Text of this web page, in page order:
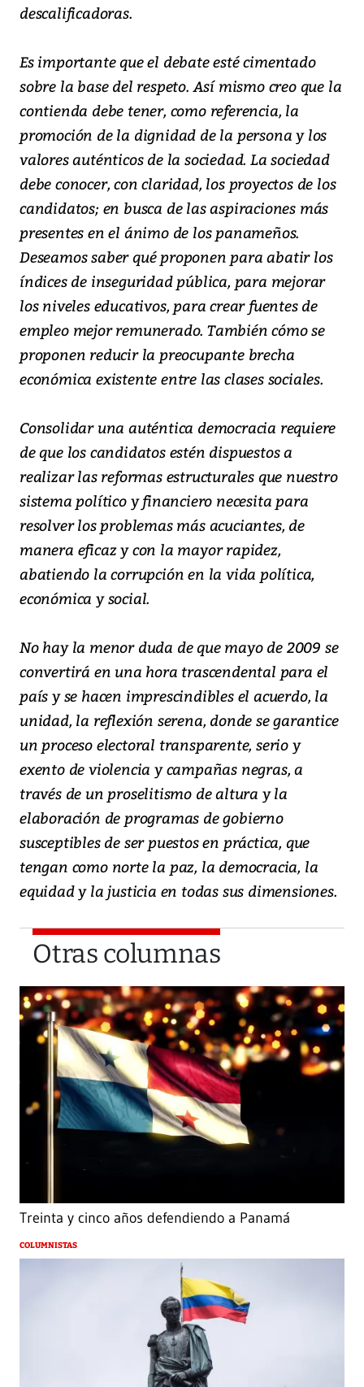
descalificadoras.
Es importante que el debate esté cimentado
sobre la base del respeto. Así mismo creo que la
contienda debe tener, como referencia, la
promoción de la dignidad de la persona y los
valores auténticos de la sociedad. La sociedad
debe conocer, con claridad, los proyectos de los
candidatos; en busca de las aspiraciones más
presentes en el ánimo de los panameños.
Deseamos saber qué proponen para abatir los
índices de inseguridad pública, para mejorar
los niveles educativos, para crear fuentes de
empleo mejor remunerado. También cómo se
proponen reducir la preocupante brecha
económica existente entre las clases sociales.
Consolidar una auténtica democracia requiere
de que los candidatos estén dispuestos a
realizar las reformas estructurales que nuestro
sistema político y financiero necesita para
resolver los problemas más acuciantes, de
manera eficaz y con la mayor rapidez,
abatiendo la corrupción en la vida política,
económica y social.
No hay la menor duda de que mayo de 2009 se
convertirá en una hora trascendental para el
país y se hacen imprescindibles el acuerdo, la
unidad, la reflexión serena, donde se garantice
un proceso electoral transparente, serio y
exento de violencia y campañas negras, a
través de un proselitismo de altura y la
elaboración de programas de gobierno
susceptibles de ser puestos en práctica, que
tengan como norte la paz, la democracia, la
equidad y la justicia en todas sus dimensiones.
Otras columnas
Treinta y cinco años defendiendo a Panamá
COLUMNISTAS